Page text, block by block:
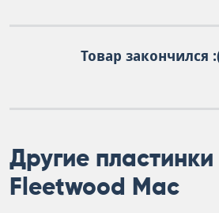
Товар закончился
Другие пластинки
Fleetwood Mac